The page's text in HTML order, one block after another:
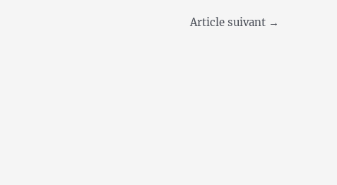
Article suivant →